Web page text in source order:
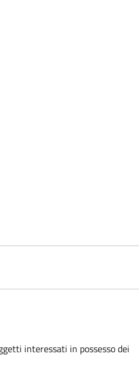
interessati in possesso dei